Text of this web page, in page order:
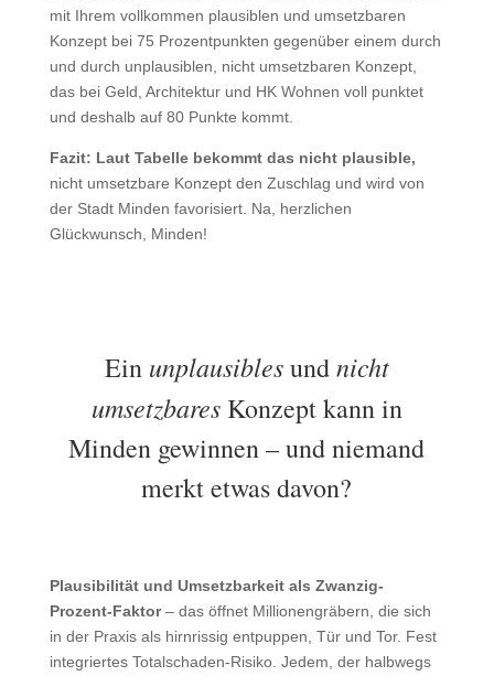
mit Ihrem vollkommen plausiblen und umsetzbaren
Konzept bei 75 Prozentpunkten gegenüber einem durch
und durch unplausiblen, nicht umsetzbaren Konzept,
das bei Geld, Architektur und HK Wohnen voll punktet
und deshalb auf 80 Punkte kommt.
Fazit: Laut Tabelle bekommt das nicht plausible,
nicht umsetzbare Konzept den Zuschlag und wird von
der Stadt Minden favorisiert. Na, herzlichen
Glückwunsch, Minden!
Ein unplausiblesundnicht
umsetzbaresKonzept kann in
Minden gewinnen – und niemand
merkt etwas davon?
Plausibilität und Umsetzbarkeit als Zwanzig-
Prozent-Faktor– das öffnet Millionengräbern, die sich
in der Praxis als hirnrissig entpuppen, Tür und Tor. Fest
integriertes Totalschaden-Risiko. Jedem, der halbwegs